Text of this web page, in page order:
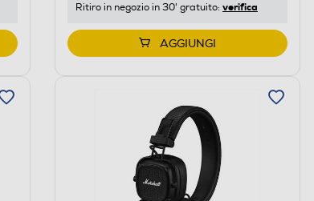
Ritiro in negozio in 30' gratuito: verifica
AGGIUNGI